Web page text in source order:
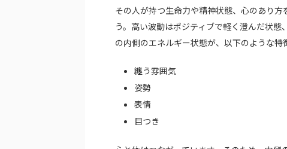
その人が持つ生命力や精神状態、心のあり
う。高い波動はポジティブで軽く澄んだ状
の内側のエネルギー状態が、以下のような特
纏う雰囲気
姿勢
表情
目つき